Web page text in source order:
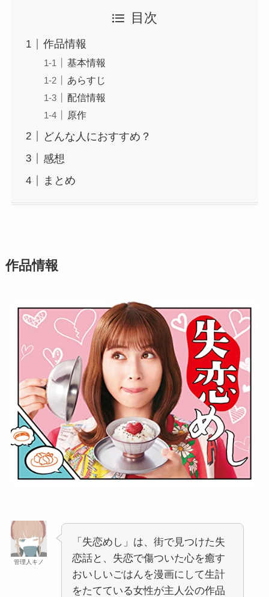
目次
作品情報
基本情報
あらすじ
配信情報
原作
どんな人におすすめ？
感想
まとめ
作品情報
管理人キノ
「失恋めし」は、街で見つけた失
恋話と、失恋で傷ついた心を癒す
おいしいごはんを漫画にして生計
をたてている女性が主人公の作品